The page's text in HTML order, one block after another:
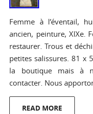
Femme à l’éventail,
ancien, peinture, XIXe.
restaurer. Trous et
petites salissures. 81 x
la boutique mais à
contacter. Nous
READ MORE